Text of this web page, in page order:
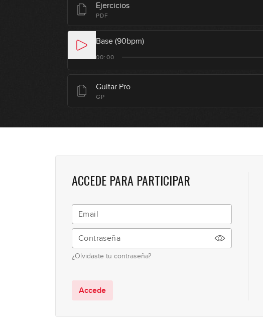
Ejercicios
PDF
Base (90bpm)
00:00
Guitar Pro
GP
ACCEDE PARA PARTICIPAR
¿Olvidaste tu contraseña?
Accede